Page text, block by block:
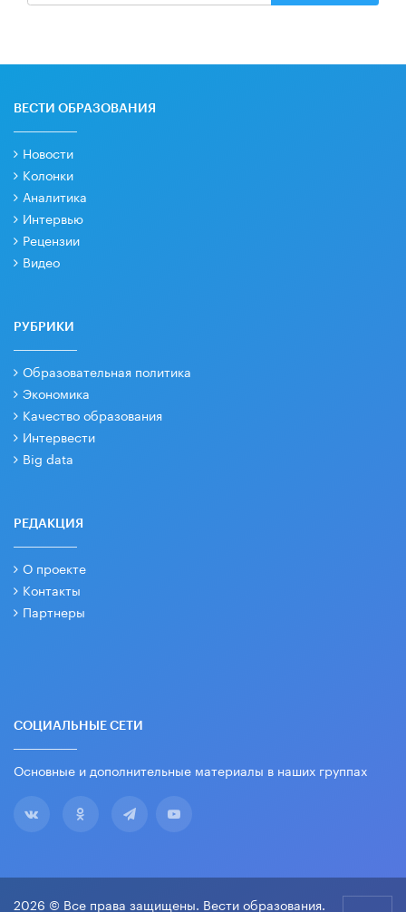
ВЕСТИ ОБРАЗОВАНИЯ
Новости
Колонки
Аналитика
Интервью
Рецензии
Видео
РУБРИКИ
Образовательная политика
Экономика
Качество образования
Интервести
Big data
РЕДАКЦИЯ
О проекте
Контакты
Партнеры
СОЦИАЛЬНЫЕ СЕТИ
Основные и дополнительные материалы в наших группах
2026 © Все права защищены. Вести образования.